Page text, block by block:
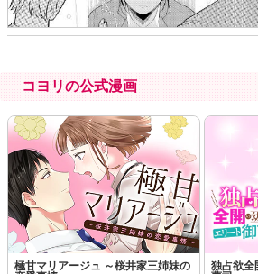
この話を読む
コヨリの公式漫画
極甘マリアージュ ～桜井家三姉妹の
独占欲全